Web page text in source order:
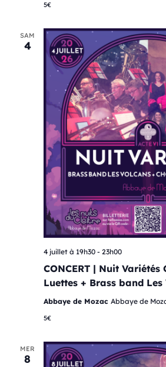
5€
SAM
4
CONCERT | Nuit Variétés
Luettes + Brass band Les
4 juillet à 19h30- 23h00
Abbaye de Mozac Abbaye de
5€
MER
8